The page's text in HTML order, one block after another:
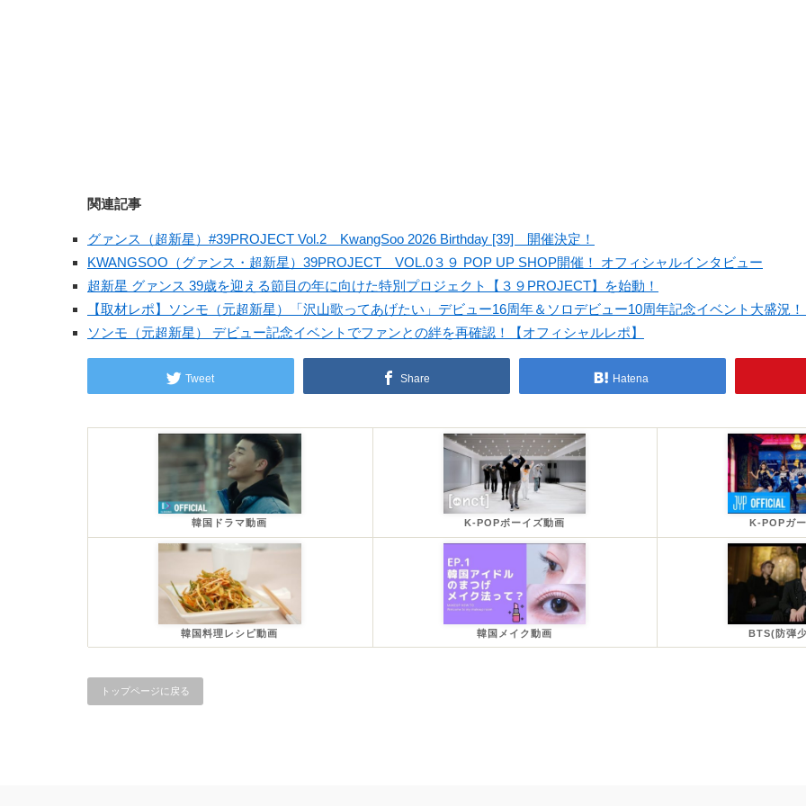
関連記事
グァンス（超新星）#39PROJECT Vol.2 KwangSoo 2026 Birthday [39] 開催決定！
KWANGSOO（グァンス・超新星）39PROJECT VOL.0３９ POP UP SHOP開催！ オフィシャルインタビュー
超新星 グァンス 39歳を迎える節目の年に向けた特別プロジェクト【３９PROJECT】を始動！
【取材レポ】ソンモ（元超新星）「沢山歌ってあげたい」デビュー16周年＆ソロデビュー10周年記念イベント大盛況！
ソンモ（元超新星） デビュー記念イベントでファンとの絆を再確認！【オフィシャルレポ】
Tweet Share Hatena
韓国ドラマ動画 K-POPボーイズ動画 K-POPガ
韓国料理レシピ動画 韓国メイク動画 BTS(防弾
トップページに戻る